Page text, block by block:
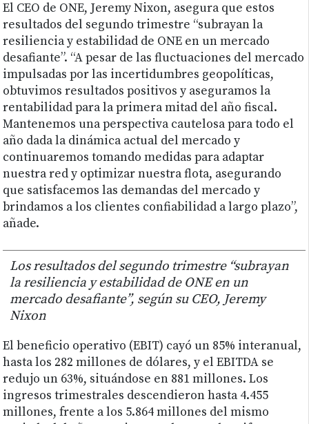
El CEO de ONE, Jeremy Nixon, asegura que estos
resultados del segundo trimestre “subrayan la
resiliencia y estabilidad de ONE en un mercado
desafiante”. “A pesar de las fluctuaciones del mercado
impulsadas por las incertidumbres geopolíticas,
obtuvimos resultados positivos y aseguramos la
rentabilidad para la primera mitad del año fiscal.
Mantenemos una perspectiva cautelosa para todo el
año dada la dinámica actual del mercado y
continuaremos tomando medidas para adaptar
nuestra red y optimizar nuestra flota, asegurando
que satisfacemos las demandas del mercado y
brindamos a los clientes confiabilidad a largo plazo”,
añade.
Los resultados del segundo trimestre “subrayan
la resiliencia y estabilidad de ONE en un
mercado desafiante”, según su CEO, Jeremy
Nixon
El beneficio operativo (EBIT) cayó un 85% interanual,
hasta los 282 millones de dólares, y el EBITDA se
redujo un 63%, situándose en 881 millones. Los
ingresos trimestrales descendieron hasta 4.455
millones, frente a los 5.864 millones del mismo